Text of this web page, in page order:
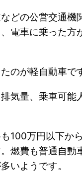
どの公営交通機
電車に乗った方
のが軽自動車で
気量、乗車可能
100万円以下か
燃費も普通自動
いようです。